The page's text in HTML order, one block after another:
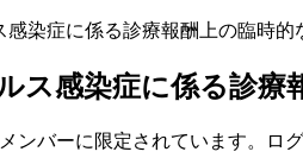
感染症に係る診療報酬上の臨時的
ルス感染症に係る診
ンバーに限定されています。ロ